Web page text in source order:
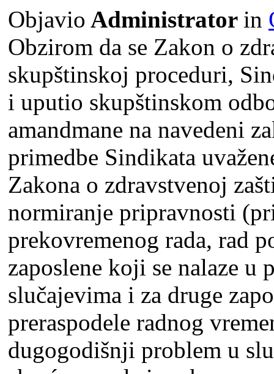
Objavio Administrator in
Obzirom da se Zakon o
skupštinskoj proceduri,
i uputio skupštinskom
amandmane na navedeni
primedbe Sindikata
Zakona o zdravstvenoj
normiranje pripravnosti
prekovremenog rada, rad
zaposlene koji se nalaze
slučajevima i za druge
preraspodele radnog
dugogodišnji problem u